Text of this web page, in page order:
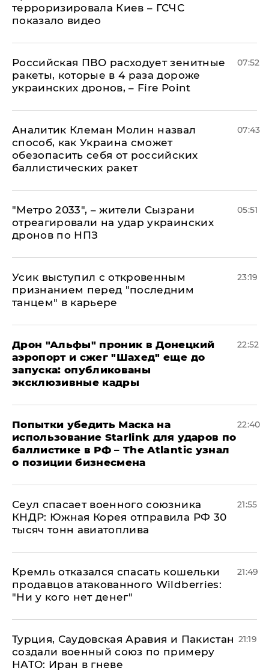
терроризировала Киев – ГСЧС
показало видео
Российская ПВО расходует зенитные
ракеты, которые в 4 раза дороже
украинских дронов, – Fire Point
07:52
Аналитик Клеман Молин назвал
способ, как Украина сможет
обезопасить себя от российских
баллистических ракет
07:43
"Метро 2033", – жители Сызрани
отреагировали на удар украинских
дронов по НПЗ
05:51
Усик выступил с откровенным
признанием перед "последним
танцем" в карьере
23:19
Дрон "Альфы" проник в Донецкий
аэропорт и сжег "Шахед" еще до
запуска: опубликованы
эксклюзивные кадры
22:52
Попытки убедить Маска на
использование Starlink для ударов по
баллистике в РФ – The Atlantic узнал
о позиции бизнесмена
22:40
​Сеул спасает военного союзника
КНДР: Южная Корея отправила РФ 30
тысяч тонн авиатоплива
21:55
Кремль отказался спасать кошельки
продавцов атакованного Wildberries:
"Ни у кого нет денег"
21:49
Турция, Саудовская Аравия и Пакистан
создали военный союз по примеру
НАТО: Иран в гневе
21:19